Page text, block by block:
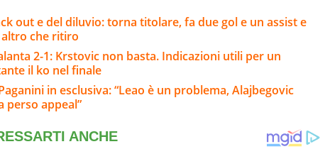
out e del diluvio: torna titolare, fa due gol e un assist e
che ritiro
2-1: Krstovic non basta. Indicazioni utili per un
il ko nel finale
in esclusiva: “Leao è un problema, Alajbegovic
perso appeal”